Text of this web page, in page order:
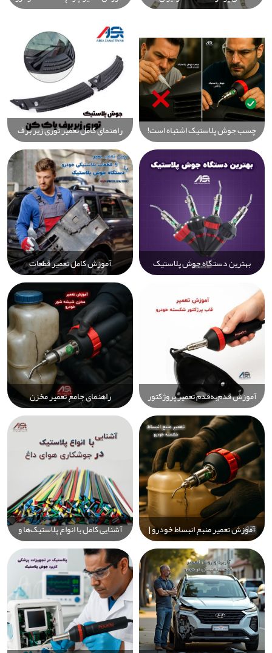
راهنمای جامع برای شروع و کسب با جوش پلاستیک در 10 دقیقه:
چسب جوش پلاستیک اشتباه است!
راهنمای کامل جوش واقعی پلاستیک
با Prolektro
راهنمای کامل تعمیر توری زیر برف
پاک کن خودرو با دستگاه جوش
پلاستیک Prolektro برای دوام و
عملکرد عالی
بهترین دستگاه جوش پلاستیک
Prolektro: راهنمای کامل انتخاب
پلاستیک
آموزش کامل تعمیر قطعات
پلاستیکی خودرو با دستگاه جوش
Prolektro: از سپر تا چراغ و باک
سوخت – سریع، حرفه‌ای و
مقرون‌به‌صرفه
آموزش قدم‌به‌قدم تعمیر پروژکتور
پلاستیکی خودرو با جوش پلاستیک –
راهنمای کامل تعمیر چراغ خودرو
راهنمای جامع تعمیر مخزن
شیشه‌شور خودرو — آموزش
قدم‌به‌قدم و کاملاً عملی برای
تشخیص نشتی، تعمیر سریع و
تعویض با ابزار ساده
آموزش تعمیر منبع انبساط خودرو |
رفع ترک‌خوردگی و نشتی آب
رادیاتور با کمترین هزینه و ابزار
تخصصی
آشنایی کامل با انواع پلاستیک‌ها و
ویژگی‌ها، کاربردها و روش‌های
حرفه‌ای جوشکاری با دستگاه‌های
پیشرفته صنعتی